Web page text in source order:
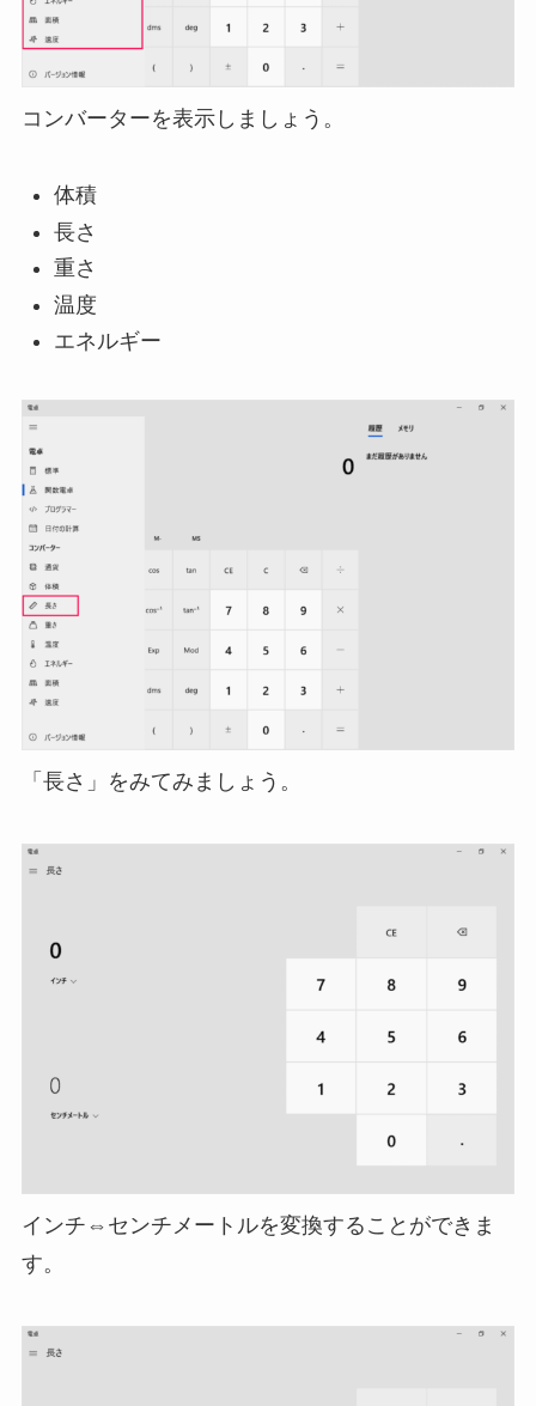
コンバーターを表示しましょう。
体積
長さ
重さ
温度
エネルギー
「長さ」をみてみましょう。
インチ⇔センチメートルを変換することができま
す。